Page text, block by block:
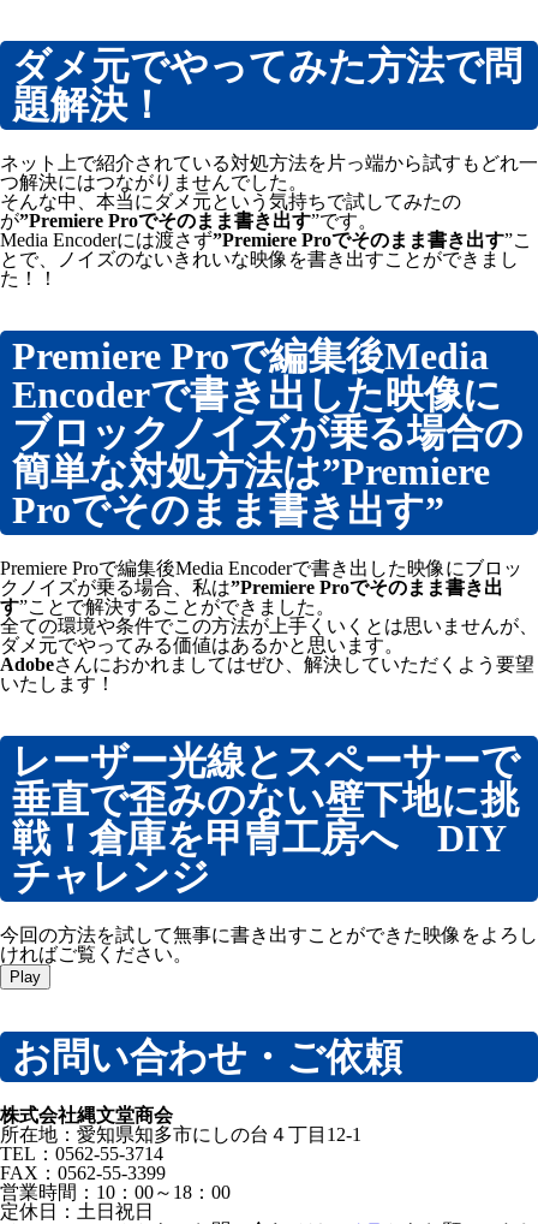
ダメ元でやってみた方法で問
題解決！
ネット上で紹介されている対処方法を片っ端から試すもどれ一
つ解決にはつながりませんでした。
そんな中、本当にダメ元という気持ちで試してみたの
が”Premiere Proでそのまま書き出す”です。
Media Encoderには渡さず”Premiere Proでそのまま書き出す”こ
とで、ノイズのないきれいな映像を書き出すことができまし
た！！
Premiere Proで編集後Media
Encoderで書き出した映像に
ブロックノイズが乗る場合の
簡単な対処方法は”Premiere
Proでそのまま書き出す”
Premiere Proで編集後Media Encoderで書き出した映像にブロッ
クノイズが乗る場合、私は”Premiere Proでそのまま書き出
す”ことで解決することができました。
全ての環境や条件でこの方法が上手くいくとは思いませんが、
ダメ元でやってみる価値はあるかと思います。
Adobeさんにおかれましてはぜひ、解決していただくよう要望
いたします！
レーザー光線とスペーサーで
垂直で歪みのない壁下地に挑
戦！倉庫を甲冑工房へ DIY
チャレンジ
今回の方法を試して無事に書き出すことができた映像をよろし
ければご覧ください。
Play
お問い合わせ・ご依頼
株式会社縄文堂商会
所在地：愛知県知多市にしの台４丁目12-1
TEL：0562-55-3714
FAX：0562-55-3399
営業時間：10：00～18：00
定休日：土日祝日